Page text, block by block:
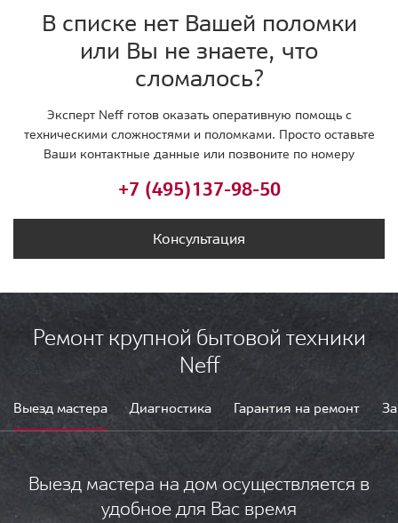
В списке нет Вашей поломки
или Вы не знаете, что
сломалось?
Эксперт Neff готов оказать оперативную помощь с
техническими сложностями и поломками. Просто оставьте
Ваши контактные данные или позвоните по номеру
+7 (495)137-98-50
Консультация
Ремонт крупной бытовой техники
Neff
Выезд мастера Диагностика Гарантия на ремонт
Выезд мастера на дом осуществляется в
удобное для Вас время